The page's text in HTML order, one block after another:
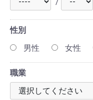
性別
男性
女性
職業